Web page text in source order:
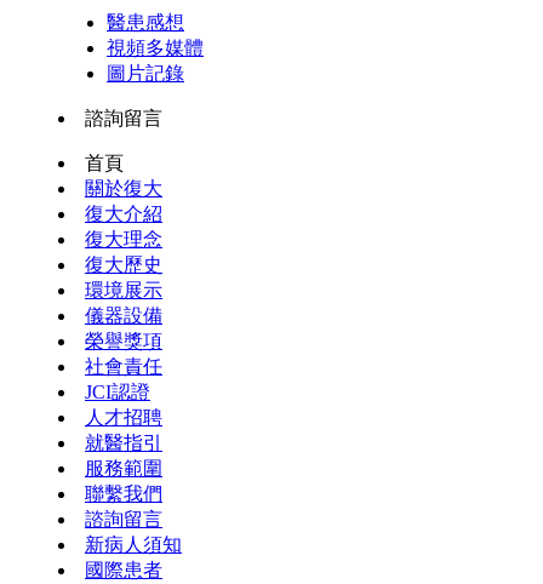
醫患感想
視頻多媒體
圖片記錄
諮詢留言
首頁
關於復大
復大介紹
復大理念
復大歷史
環境展示
儀器設備
榮譽獎項
社會責任
JCI認證
人才招聘
就醫指引
服務範圍
聯繫我們
諮詢留言
新病人須知
國際患者